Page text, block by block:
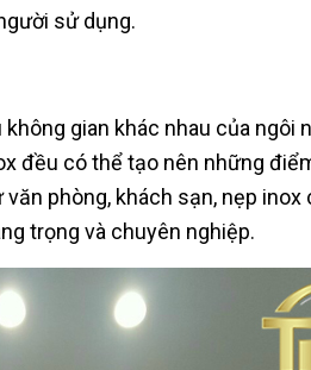
sử dụng.
gian khác nhau của ngôi
đều có thể tạo nên những
phòng, khách sạn, nẹp inox
trọng và chuyên nghiệp.